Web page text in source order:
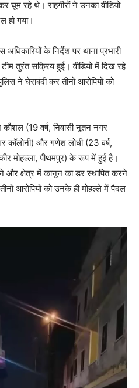
घूम रहे थे। राहगीरों ने उनका वीडियो
हो गया।
अधिकारियों के निर्देश पर थाना प्रभारी
तुरंत सक्रिय हुई। वीडियो में दिख रहे
ने घेराबंदी कर तीनों आरोपियों को
कौशल (19 वर्ष, निवासी नूतन नगर
कॉलोनी) और गणेश लोधी (23 वर्ष,
मोहल्ला, पीथमपुर) के रूप में हुई है।
और क्षेत्र में कानून का डर स्थापित करने
आरोपियों को उनके ही मोहल्ले में पैदल